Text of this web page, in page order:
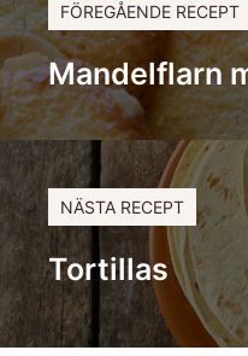
FÖREGÅENDE RECEPT
Mandelflarn
NÄSTA RECEPT
Tortillas